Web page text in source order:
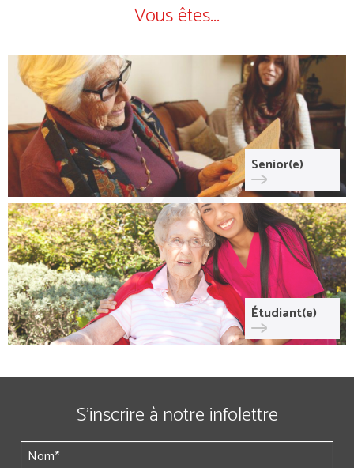
Vous êtes...
Senior(e)
Étudiant(e)
S’inscrire à notre infolettre